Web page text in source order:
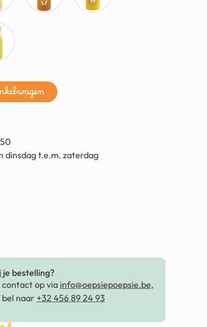
dinsdag t.e.m. zaterdag
je bestelling?
op via info@oepsiepoepsie.be,
naar +32 456 89 24 93